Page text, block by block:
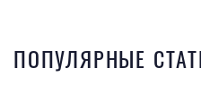
ПОПУЛЯРНЫЕ